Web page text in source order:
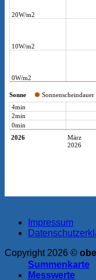
Impressum
Copyright 2026 ©
Summenkarte
Messwerte